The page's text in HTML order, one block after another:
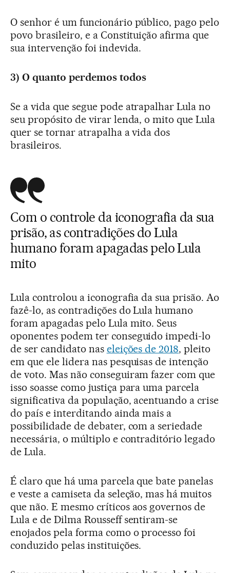
O senhor é um funcionário público, pago pelo
povo brasileiro, e a Constituição afirma que
sua intervenção foi indevida.
3) O quanto perdemos todos
Se a vida que segue pode atrapalhar Lula no
seu propósito de virar lenda, o mito que Lula
quer se tornar atrapalha a vida dos
brasileiros.
Com o controle da iconografia da sua
prisão, as contradições do Lula
humano foram apagadas pelo Lula
mito
Lula controlou a iconografia da sua prisão. Ao
fazê-lo, as contradições do Lula humano
foram apagadas pelo Lula mito. Seus
oponentes podem ter conseguido impedi-lo
de ser candidato nas eleições de 2018, pleito
em que ele lidera nas pesquisas de intenção
de voto. Mas não conseguiram fazer com que
isso soasse como justiça para uma parcela
significativa da população, acentuando a crise
do país e interditando ainda mais a
possibilidade de debater, com a seriedade
necessária, o múltiplo e contraditório legado
de Lula.
É claro que há uma parcela que bate panelas
e veste a camiseta da seleção, mas há muitos
que não. E mesmo críticos aos governos de
Lula e de Dilma Rousseff sentiram-se
enojados pela forma como o processo foi
conduzido pelas instituições.